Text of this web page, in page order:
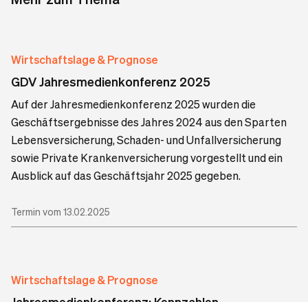
Wirtschaftslage & Prognose
GDV Jahresmedienkonferenz 2025
Auf der Jahresmedienkonferenz 2025 wurden die
Geschäftsergebnisse des Jahres 2024 aus den Sparten
Lebensversicherung, Schaden- und Unfallversicherung
sowie Private Krankenversicherung vorgestellt und ein
Ausblick auf das Geschäftsjahr 2025 gegeben.
Termin vom 13.02.2025
Wirtschaftslage & Prognose